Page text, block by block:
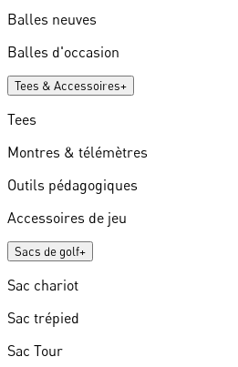
Balles neuves
Balles d'occasion
Tees & Accessoires+
Tees
Montres & télémètres
Outils pédagogiques
Accessoires de jeu
Sacs de golf+
Sac chariot
Sac trépied
Sac Tour